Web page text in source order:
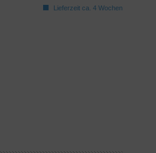
Lieferzeit ca. 4 Wochen